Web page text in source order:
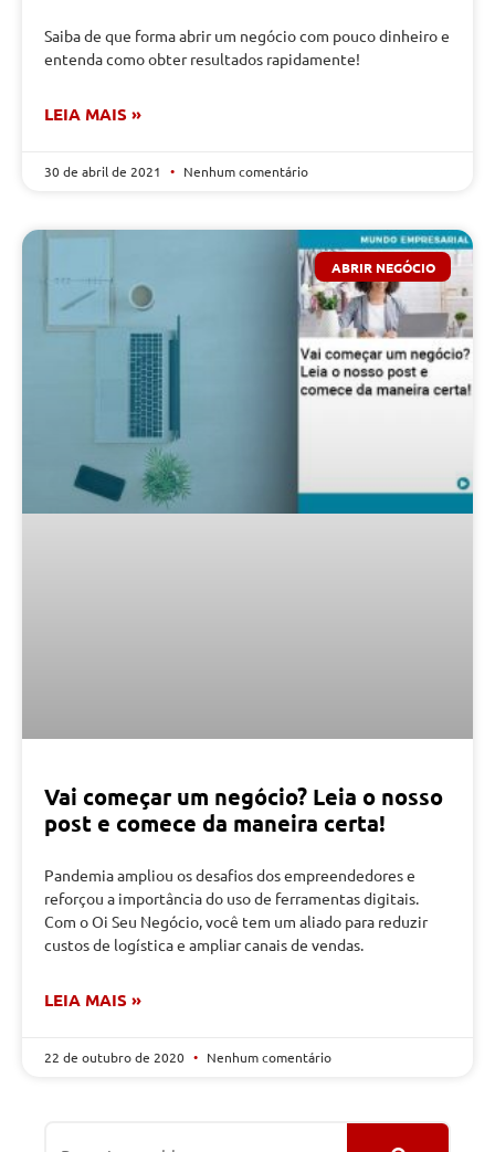
Saiba de que forma abrir um negócio com pouco dinheiro e
entenda como obter resultados rapidamente!
LEIA MAIS »
30 de abril de 2021 Nenhum comentário
ABRIR NEGÓCIO
Vai começar um negócio? Leia o nosso
post e comece da maneira certa!
Pandemia ampliou os desafios dos empreendedores e
reforçou a importância do uso de ferramentas digitais.
Com o Oi Seu Negócio, você tem um aliado para reduzir
custos de logística e ampliar canais de vendas.
LEIA MAIS »
22 de outubro de 2020 Nenhum comentário